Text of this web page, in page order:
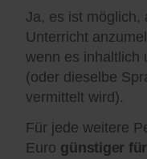
Ja, es ist möglich,
Unterricht
wenn es inhaltlich
(oder dieselbe
vermittelt wird).
Für jede weitere
Euro günstiger